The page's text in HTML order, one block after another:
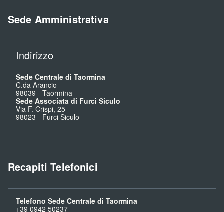
Sede Amministrativa
Indirizzo
Sede Centrale di Taormina
C.da Arancio
98039 - Taormina
Sede Associata di Furci Siculo
Via F. Crispi, 25
98023 - Furci Siculo
Recapiti Telefonici
Telefono Sede Centrale di Taormina
+39 0942 50237